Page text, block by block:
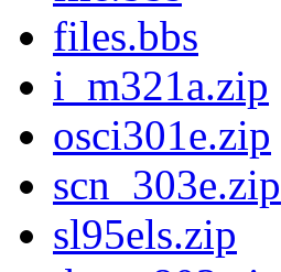
files.bbs
i_m321a.zip
osci301e.zip
scn_303e.zip
sl95els.zip